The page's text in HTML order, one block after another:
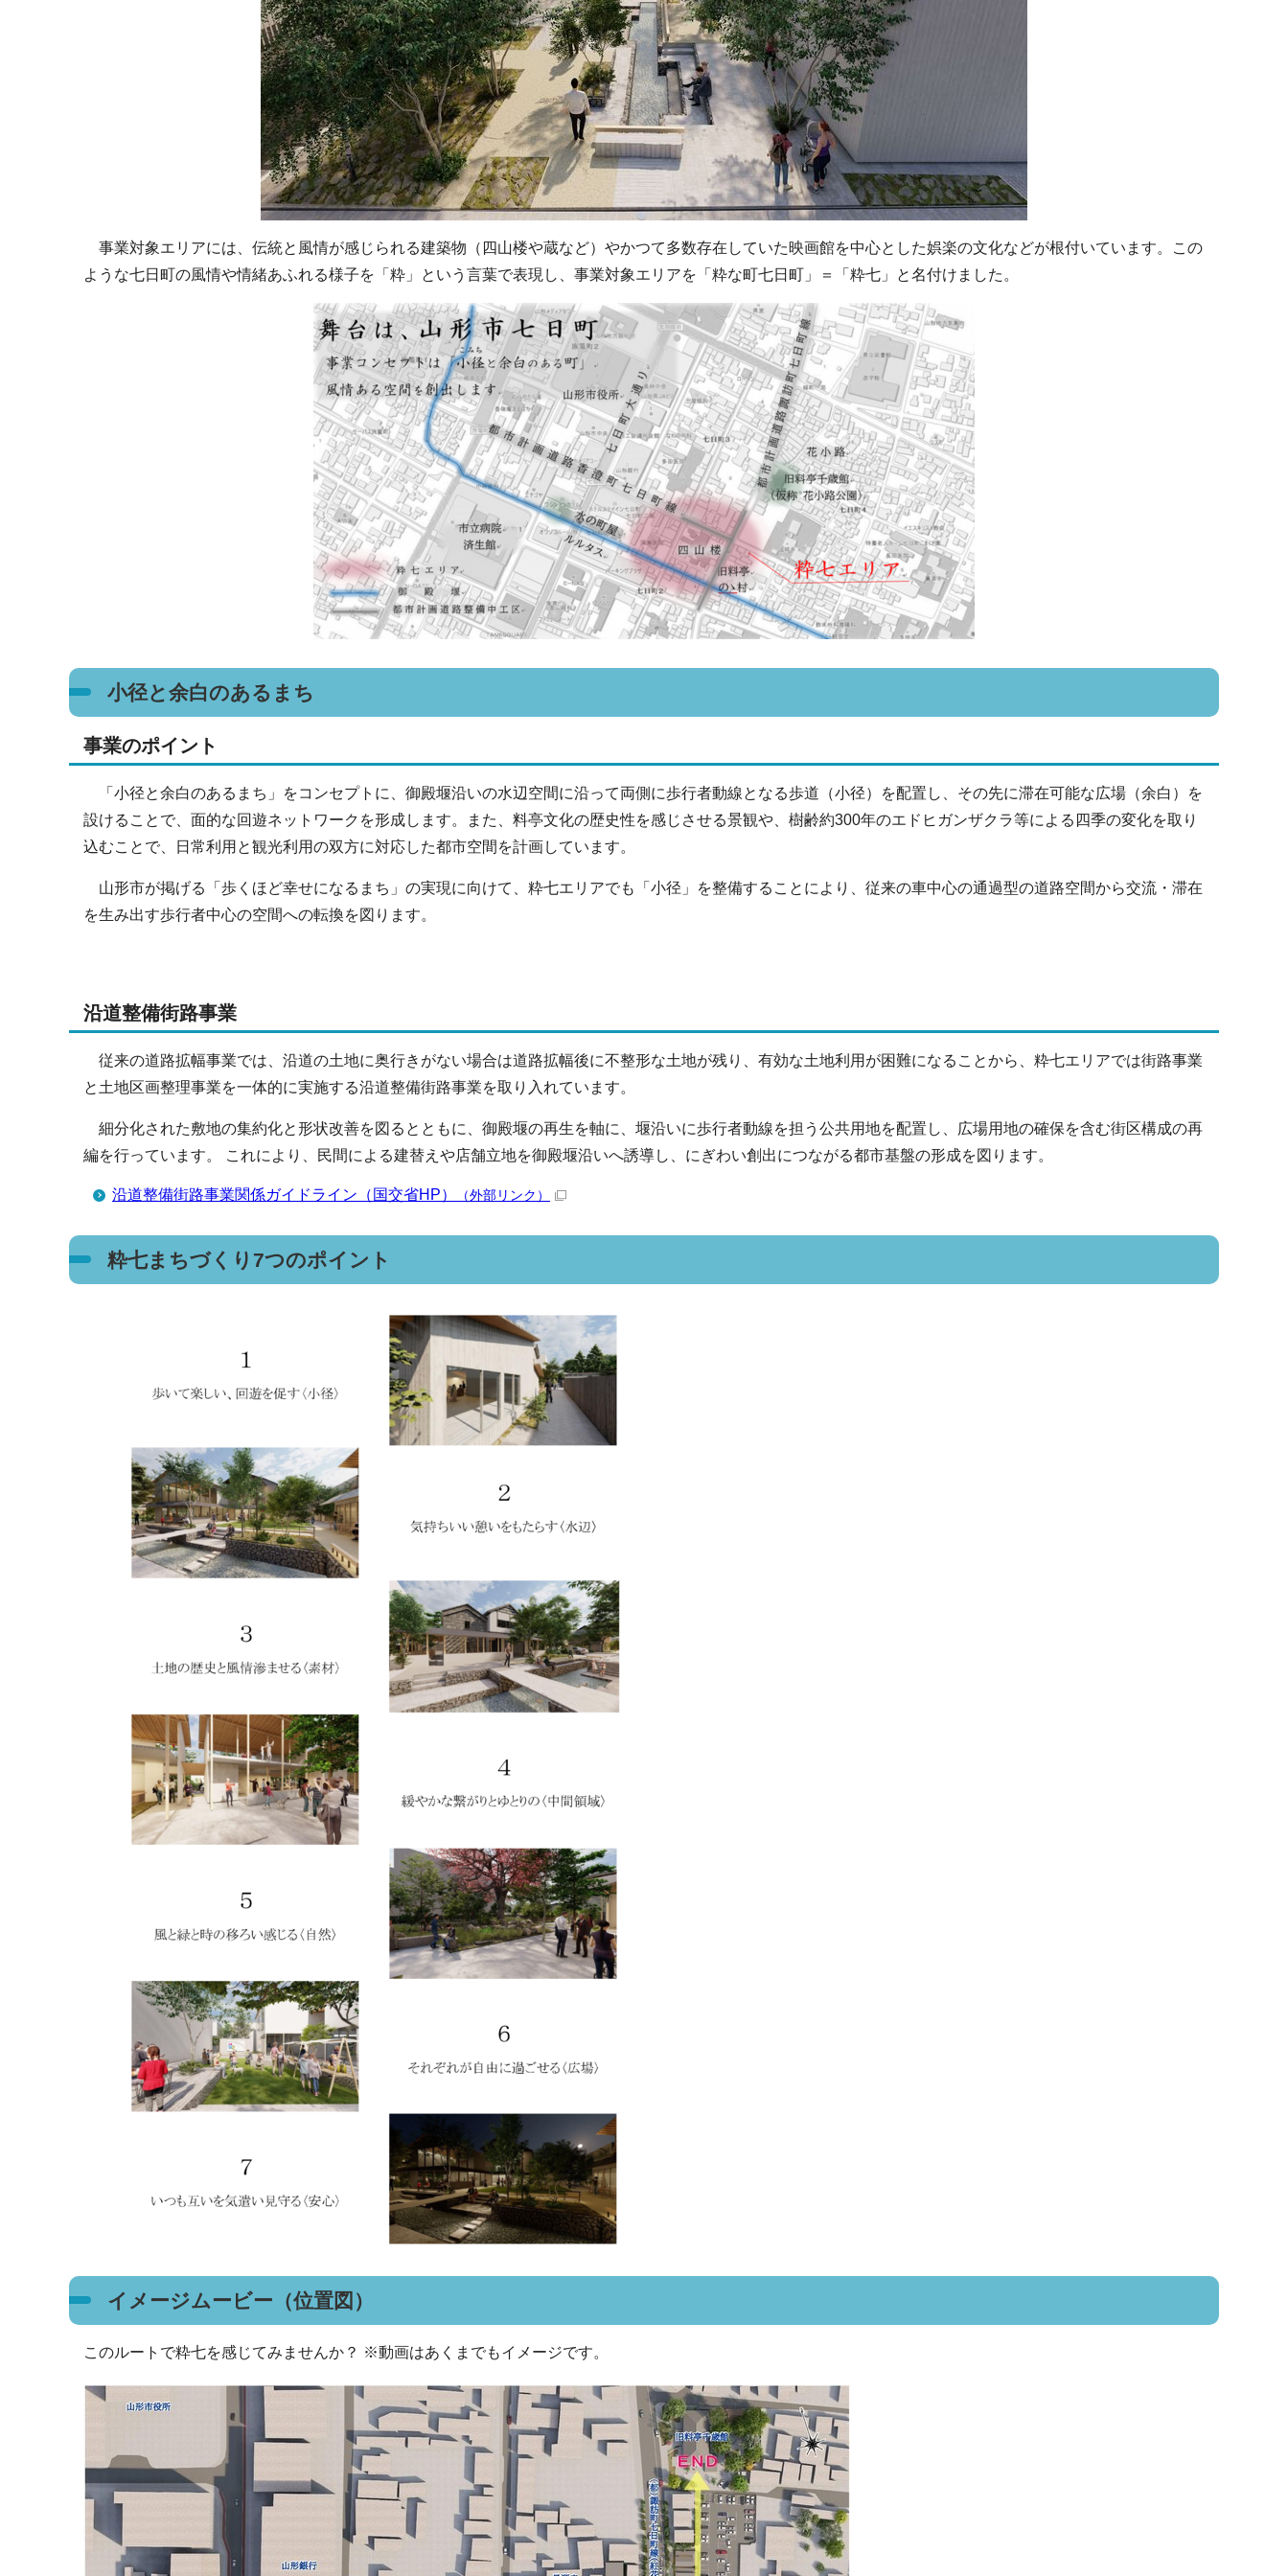
事業対象エリアには、伝統と風情が感じられる建築物（四山楼や蔵など）やかつて多数存在していた映画館を中心とした娯楽の文化などが根付いています。この
ような七日町の風情や情緒あふれる様子を「粋」という言葉で表現し、事業対象エリアを「粋な町七日町」＝「粋七」と名付けました。
小径と余白のあるまち
事業のポイント
「小径と余白のあるまち」をコンセプトに、御殿堰沿いの水辺空間に沿って両側に歩行者動線となる歩道（小径）を配置し、その先に滞在可能な広場（余白）を
設けることで、面的な回遊ネットワークを形成します。また、料亭文化の歴史性を感じさせる景観や、樹齢約300年のエドヒガンザクラ等による四季の変化を取り
込むことで、日常利用と観光利用の双方に対応した都市空間を計画しています。
山形市が掲げる「歩くほど幸せになるまち」の実現に向けて、粋七エリアでも「小径」を整備することにより、従来の車中心の通過型の道路空間から交流・滞在
を生み出す歩行者中心の空間への転換を図ります。
沿道整備街路事業
従来の道路拡幅事業では、沿道の土地に奥行きがない場合は道路拡幅後に不整形な土地が残り、有効な土地利用が困難になることから、粋七エリアでは街路事業
と土地区画整理事業を一体的に実施する沿道整備街路事業を取り入れています。
細分化された敷地の集約化と形状改善を図るとともに、御殿堰の再生を軸に、堰沿いに歩行者動線を担う公共用地を配置し、広場用地の確保を含む街区構成の再
編を行っています。 これにより、民間による建替えや店舗立地を御殿堰沿いへ誘導し、にぎわい創出につながる都市基盤の形成を図ります。
沿道整備街路事業関係ガイドライン（国交省HP） （外部リンク）
粋七まちづくり7つのポイント
イメージムービー（位置図）
このルートで粋七を感じてみませんか？ ※動画はあくまでもイメージです。